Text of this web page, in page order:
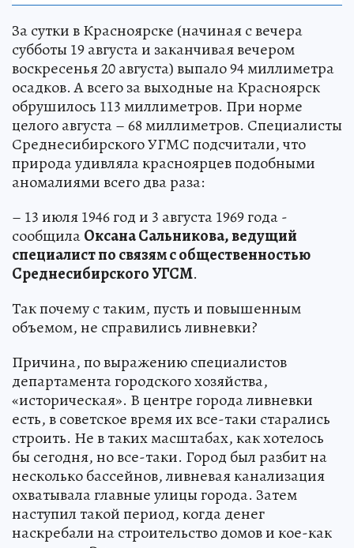
За сутки в Красноярске (начиная с вечера
субботы 19 августа и заканчивая вечером
воскресенья 20 августа) выпало 94 миллиметра
осадков. А всего за выходные на Красноярск
обрушилось 113 миллиметров. При норме
целого августа – 68 миллиметров. Специалисты
Среднесибирского УГМС подсчитали, что
природа удивляла красноярцев подобными
аномалиями всего два раза:
– 13 июля 1946 год и 3 августа 1969 года -
сообщилаОксана Сальникова, ведущий
специалист по связям с общественностью
Среднесибирского УГСМ.
Так почему с таким, пусть и повышенным
объемом, не справились ливневки?
Причина, по выражению специалистов
департамента городского хозяйства,
«историческая». В центре города ливневки
есть, в советское время их все-таки старались
строить. Не в таких масштабах, как хотелось
бы сегодня, но все-таки. Город был разбит на
несколько бассейнов, ливневая канализация
охватывала главные улицы города. Затем
наступил такой период, когда денег
наскребали на строительство домов и кое-как